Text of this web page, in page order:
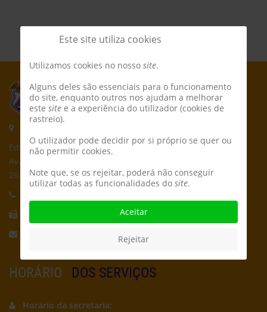
Edifício CPCD
Av. Póvoa de Dom Martinho
2625-235 Póvoa de Santa Iria
secretaria@cpcd.pt
HORÁRIO DOS SERVIÇOS
Horário da secretaria:
Este site utiliza cookies
Utilizamos cookies no nosso site.
Alguns deles são essenciais para o funcionamento
do site, enquanto outros nos ajudam a melhorar
este site e a experiência do utilizador (cookies de
rastreio).
O utilizador pode decidir por si próprio se quer ou
não permitir cookies.
Note que, se os rejeitar, poderá não conseguir
utilizar todas as funcionalidades do site.
Aceitar
Rejeitar